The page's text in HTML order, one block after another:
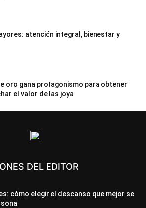
atención integral, bienestar y
oro gana protagonismo para obtener
el valor de las joya
DEL EDITOR
cómo elegir el descanso que mejor se